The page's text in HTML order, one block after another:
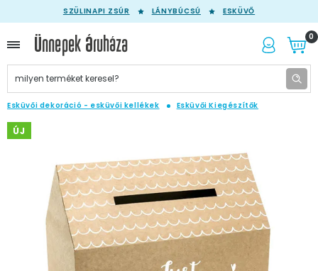
SZÜLINAPI ZSÚR LÁNYBÚCSÚ ESKÜVŐ
0
Esküvői dekoráció - esküvői kellékek Esküvői Kiegészítők
ÚJ